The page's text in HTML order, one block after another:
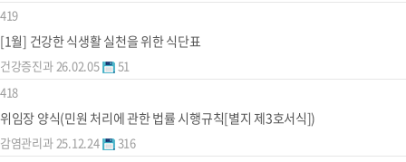
419
[1월] 건강한 식생활 실천을 위한 식단표
건강증진과 26.02.05
51
418
위임장 양식(민원 처리에 관한 법률 시행규칙[별지 제3호서식])
감염관리과 25.12.24 316